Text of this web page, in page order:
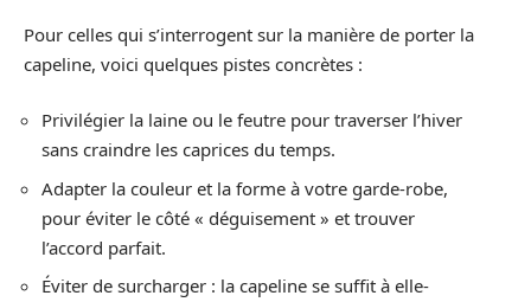
Pour celles qui s’interrogent sur la manière de porter la
capeline, voici quelques pistes concrètes :
Privilégier la laine ou le feutre pour traverser l’hiver
sans craindre les caprices du temps.
Adapter la couleur et la forme à votre garde-robe,
pour éviter le côté « déguisement » et trouver
l’accord parfait.
Éviter de surcharger : la capeline se suffit à elle-